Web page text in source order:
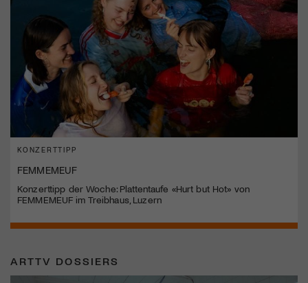
KONZERTTIPP
FEMMEMEUF
Konzerttipp der Woche: Plattentaufe «Hurt but Hot» von
FEMMEMEUF im Treibhaus, Luzern
ARTTV DOSSIERS